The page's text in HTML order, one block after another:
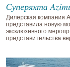
Суперяхта
Дилерская компания
представила новую
эксклюзивного
представительства